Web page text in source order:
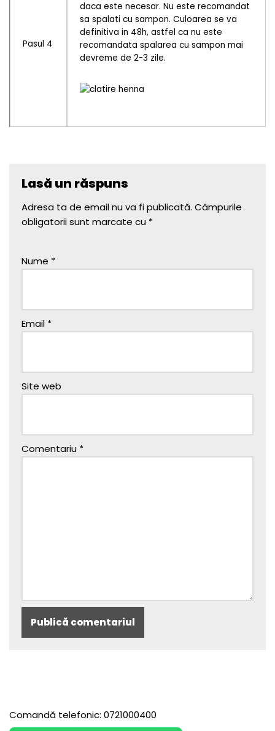
Pasul 4
daca este necesar. Nu este recomandat
sa spalati cu sampon. Culoarea se va
definitiva in 48h, astfel ca nu este
recomandata spalarea cu sampon mai
devreme de 2-3 zile.
Lasă un răspuns
Adresa ta de email nu va fi publicată. Câmpurile
obligatorii sunt marcate cu *
Nume *
Email *
Site web
Comentariu *
Comandă telefonic: 0721000400